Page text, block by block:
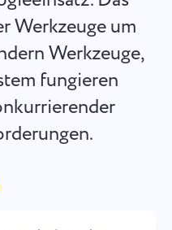
国)
Werkzeuge um
Werkzeuge,
fungieren
Board, filtern Sie
(Status/Tags) und